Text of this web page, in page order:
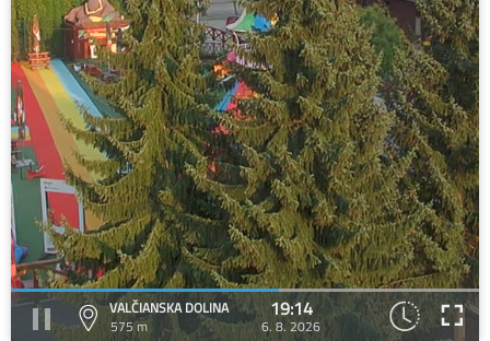
VALČIANSKA DOLINA
575 m
19:14
6. 8. 2026